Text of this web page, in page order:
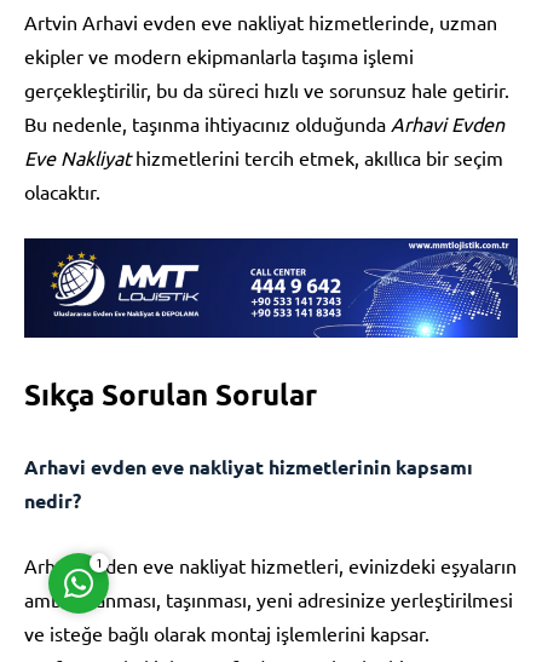
Artvin Arhavi evden eve nakliyat hizmetlerinde, uzman
ekipler ve modern ekipmanlarla taşıma işlemi
gerçekleştirilir, bu da süreci hızlı ve sorunsuz hale getirir.
Bu nedenle, taşınma ihtiyacınız olduğunda Arhavi Evden
Eve Nakliyathizmetlerini tercih etmek, akıllıca bir seçim
olacaktır.
Sıkça Sorulan Sorular
Arhavi evden eve nakliyat hizmetlerinin kapsamı
nedir?
Arhavi evden eve nakliyat hizmetleri, evinizdeki eşyaların
ambalajlanması, taşınması, yeni adresinize yerleştirilmesi
ve isteğe bağlı olarak montaj işlemlerini kapsar.
Müşteri Temsilcisi
Cevap Yaz
1